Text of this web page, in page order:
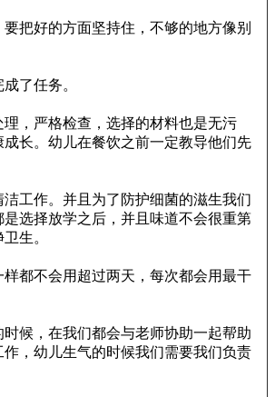
把好的方面坚持住，不够的地方像别
了任务。
，严格检查，选择的材料也是无污
长。幼儿在餐饮之前一定教导他们先
工作。并且为了防护细菌的滋生我们
选择放学之后，并且味道不会很重第
生。
都不会用超过两天，每次都会用最干
候，在我们都会与老师协助一起帮助
，幼儿生气的时候我们需要我们负责